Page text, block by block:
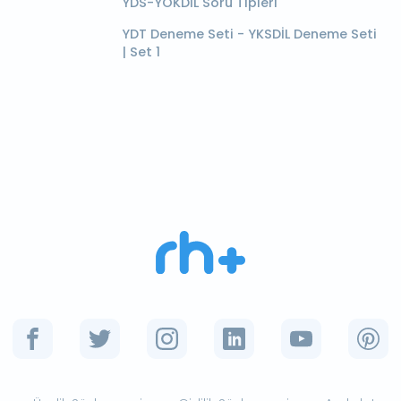
YDT Deneme Seti - YKSDİL Deneme Seti
| Set 1